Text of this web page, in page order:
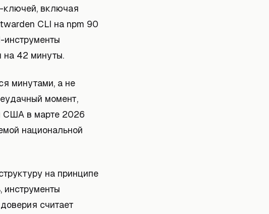
ключей, включая
CLI на npm 90
инструменты
на 42 минуты.
минутами, а не
момент,
США в марте 2026
национальной
на принципе
инструменты
считает